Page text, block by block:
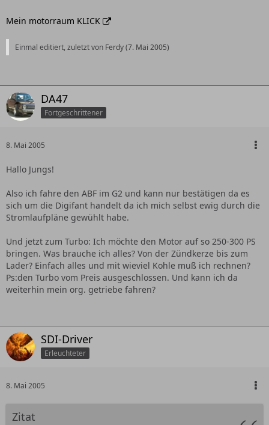
Mein motorraum KLICK
Einmal editiert, zuletzt von Ferdy (7. Mai 2005)
DA47
Fortgeschrittener
8. Mai 2005
Hallo Jungs!
Also ich fahre den ABF im G2 und kann nur bestätigen da es
sich um die Digifant handelt da ich mich selbst ewig durch die
Stromlaufpläne gewühlt habe.
Und jetzt zum Turbo: Ich möchte den Motor auf so 250-300 PS
bringen. Was brauche ich alles? Von der Zündkerze bis zum
Lader? Einfach alles und mit wieviel Kohle muß ich rechnen?
Ps:den Turbo vom Preis ausgeschlossen. Und kann ich da
weiterhin mein org. getriebe fahren?
SDI-Driver
Erleuchteter
8. Mai 2005
Zitat